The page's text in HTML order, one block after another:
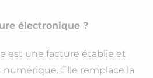
électronique ?
est une facture établie et
Elle remplace la